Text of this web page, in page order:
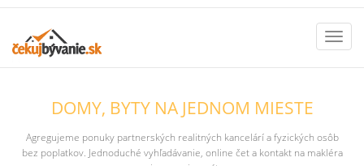
DOMY, BYTY NA JEDNOM MIESTE
Agregujeme ponuky partnerských realitných kancelárí a fyzických osôb
bez poplatkov. Jednoduché vyhľadávanie, online čet a kontakt na makléra